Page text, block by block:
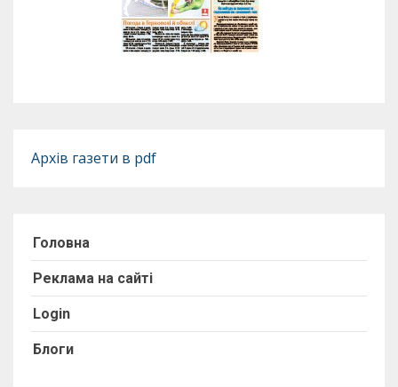
Архів газети в pdf
Головна
Реклама на сайті
Login
Блоги